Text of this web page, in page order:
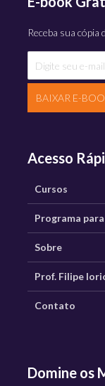
Receba sua
BAIXAR E-
Acesso
Cursos
Programa
Sobre
Prof. Filipe
Contato
Domine os